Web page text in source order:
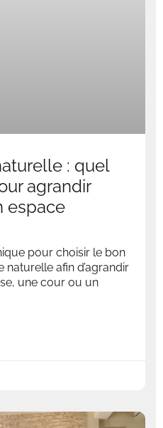
: quel
agrandir
espace
pour choisir le bon
afin d’agrandir
une cour ou un